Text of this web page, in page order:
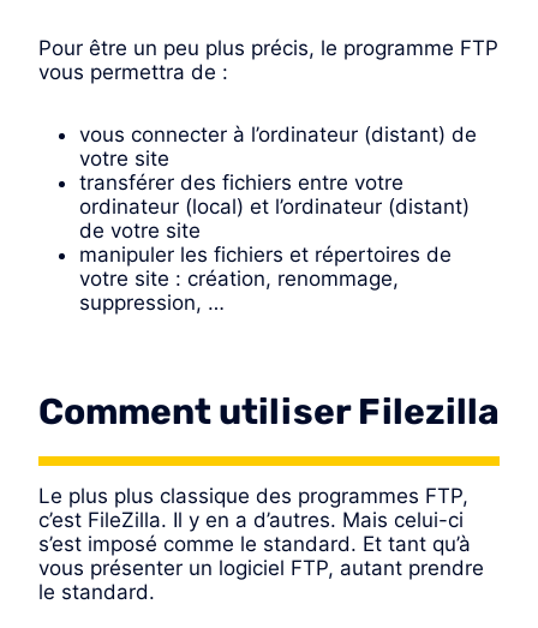
Pour être un peu plus précis, le programme FTP
vous permettra de :
vous connecter à l’ordinateur (distant) de
votre site
transférer des fichiers entre votre
ordinateur (local) et l’ordinateur (distant)
de votre site
manipuler les fichiers et répertoires de
votre site : création, renommage,
suppression, …
Comment utiliser Filezilla
Le plus plus classique des programmes FTP,
c’est FileZilla. Il y en a d’autres. Mais celui-ci
s’est imposé comme le standard. Et tant qu’à
vous présenter un logiciel FTP, autant prendre
le standard.